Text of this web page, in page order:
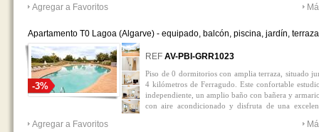
Agregar a Favoritos
Apartamento T0 Lagoa (Algarve) - equipado, balcón, piscina, jardín,
amueblado, aire acondicionado, comunidad cerrada
-3%
0
REF AV-PBI-GRR1023
Piso de 0 dormitorios con amplia terraza, situado
4 kilómetros de Ferragudo. Este confortable
independiente, un amplio baño con bañera y
con aire acondicionado y disfruta de una
amueblada. Ascensor Amueblado Piscina
Agregar a Favoritos